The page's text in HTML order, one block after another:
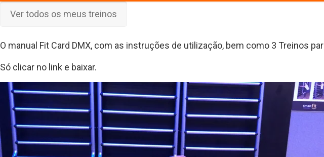
Ver todos os meus treinos
O manual Fit Card DMX, com as instruções de utilização, bem como 3 Treinos
Só clicar no link e baixar.